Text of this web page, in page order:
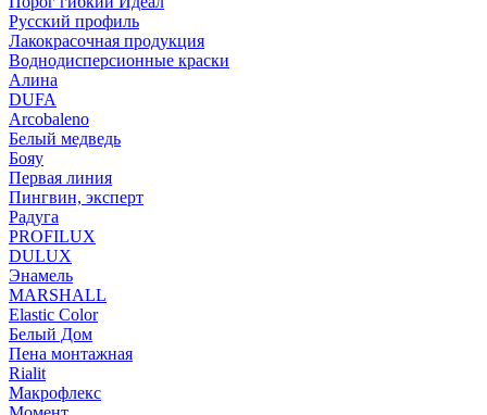
Русский профиль
Лакокрасочная продукция
Воднодисперсионные краски
Алина
DUFA
Arcobaleno
Белый медведь
Бояу
Первая линия
Пингвин, эксперт
Радуга
PROFILUX
DULUX
Энамель
MARSHALL
Elastic Color
Белый Дом
Пена монтажная
Rialit
Макрофлекс